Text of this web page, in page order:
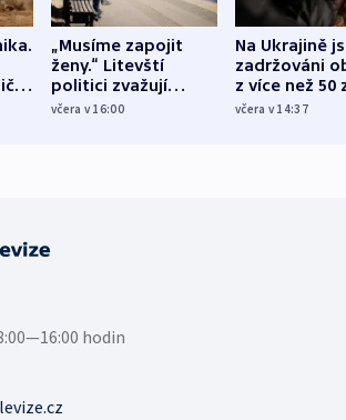
z
„Musíme zapojit
ženy.“ Litevští
politici zvažují
dohodu o
včera v 16:00
Na Ukrajině
zadržováni
z více než 50
Bojovali na
včera v 14:37
hodin